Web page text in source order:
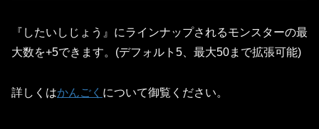
『したいしじょう』にラインナップされるモンスターの最
大数を+5できます。(デフォルト5、最大50まで拡張可能)
詳しくはかんごく について御覧ください。